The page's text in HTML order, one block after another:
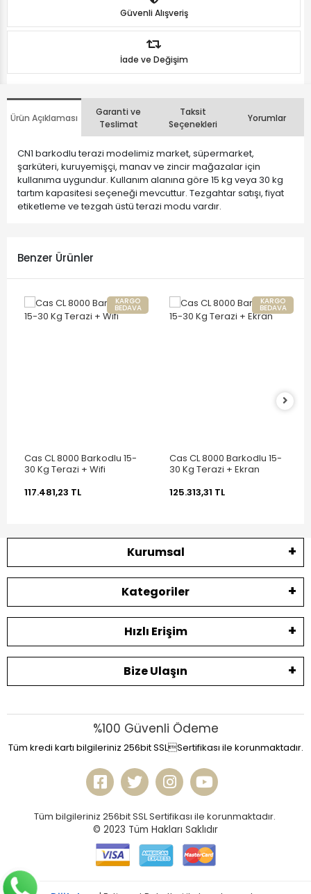
Güvenli Alışveriş
İade ve Değişim
Ürün Açıklaması
Garanti ve
Teslimat
Taksit
Seçenekleri
Yorumlar
CN1 barkodlu terazi modelimiz market, süpermarket,
şarküteri, kuruyemişçi, manav ve zincir mağazalar için
kullanıma uygundur. Kullanım alanına göre 15 kg veya 30 kg
tartım kapasitesi seçeneği mevcuttur. Tezgahtar satışı, fiyat
etiketleme ve tezgah üstü terazi modu vardır.
Benzer Ürünler
KARGO
BEDAVA
Cas CL 8000 Barkodlu 15-
30 Kg Terazi + Wifi
117.481,23 TL
KARGO
BEDAVA
Cas CL 8000 Barkodlu 15-
30 Kg Terazi + Ekran
125.313,31 TL
Kurumsal
Kategoriler
Hızlı Erişim
Bize Ulaşın
%100 Güvenli Ödeme
Tüm kredi kartı bilgileriniz 256bit SSLSertifikası ile korunmaktadır.
Tüm bilgileriniz 256bit SSL Sertifikası ile korunmaktadır.
© 2023 Tüm Hakları Saklıdır